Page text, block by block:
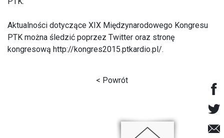
Aktualności dotyczące XIX Międzynarodowego Kongresu
PTK można śledzić poprzez Twitter oraz stronę
kongresową http://kongres2015.ptkardio.pl/.
< Powrót